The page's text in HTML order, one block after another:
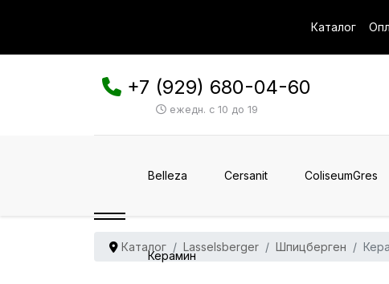
Каталог
+7 (929) 680-04-60
ежедн. с 10 до 19
Belleza Cersanit ColiseumGres
Керамин
Каталог Lasselsberger Шпицберген